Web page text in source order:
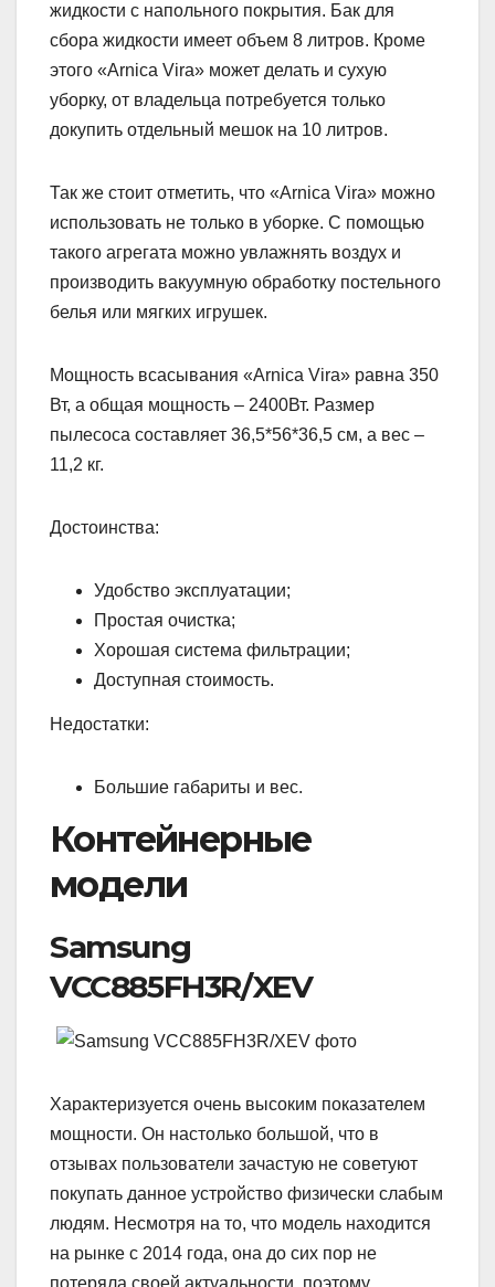
жидкости с напольного покрытия. Бак для
сбора жидкости имеет объем 8 литров. Кроме
этого «Arnica Vira» может делать и сухую
уборку, от владельца потребуется только
докупить отдельный мешок на 10 литров.
Так же стоит отметить, что «Arnica Vira» можно
использовать не только в уборке. С помощью
такого агрегата можно увлажнять воздух и
производить вакуумную обработку постельного
белья или мягких игрушек.
Мощность всасывания «Arnica Vira» равна 350
Вт, а общая мощность – 2400Вт. Размер
пылесоса составляет 36,5*56*36,5 см, а вес –
11,2 кг.
Достоинства:
Удобство эксплуатации;
Простая очистка;
Хорошая система фильтрации;
Доступная стоимость.
Недостатки:
Большие габариты и вес.
Контейнерные
модели
Samsung
VCC885FH3R/XEV
Характеризуется очень высоким показателем
мощности. Он настолько большой, что в
отзывах пользователи зачастую не советуют
покупать данное устройство физически слабым
людям. Несмотря на то, что модель находится
на рынке с 2014 года, она до сих пор не
потеряла своей актуальности, поэтому